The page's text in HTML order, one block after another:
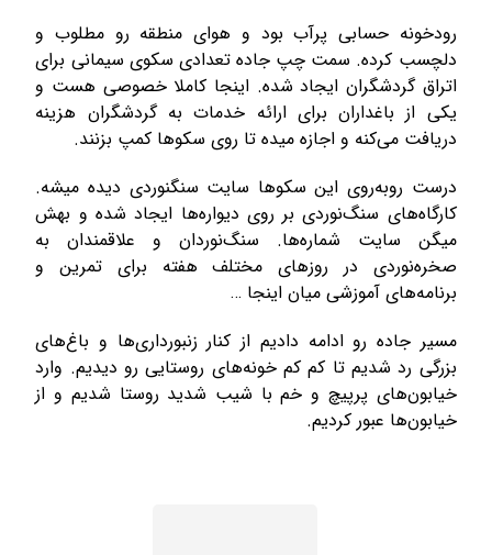
رودخونه حسابی پرآب بود و هوای منطقه رو مطلوب و
دلچسب کرده. سمت چپ جاده تعدادی سکوی سیمانی برای
اتراق گردشگران ایجاد شده. اینجا کاملا خصوصی هست و
یکی از باغداران برای ارائه خدمات به گردشگران هزینه
دریافت می‌کنه و اجازه میده تا روی سکوها کمپ بزنند.
درست روبه‌روی این سکوها سایت سنگنوردی دیده میشه.
کارگاه‌های سنگ‌نوردی بر روی دیواره‌ها ایجاد شده و بهش
میگن سایت شماره‌ها. سنگ‌نوردان و علاقمندان به
صخره‌نوردی در روزهای مختلف هفته برای تمرین و
برنامه‌های آموزشی میان اینجا …
مسیر جاده رو ادامه دادیم از کنار زنبورداری‌ها و باغ‌های
بزرگی رد شدیم تا کم کم خونه‌های روستایی رو دیدیم. وارد
خیابون‌های پرپیچ و خم با شیب شدید روستا شدیم و از
خیابون‌ها عبور کردیم.